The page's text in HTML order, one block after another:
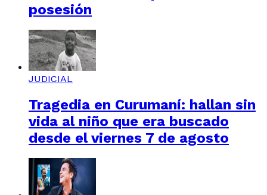
posesión
JUDICIAL
Tragedia en Curumaní: hallan sin
vida al niño que era buscado
desde el viernes 7 de agosto